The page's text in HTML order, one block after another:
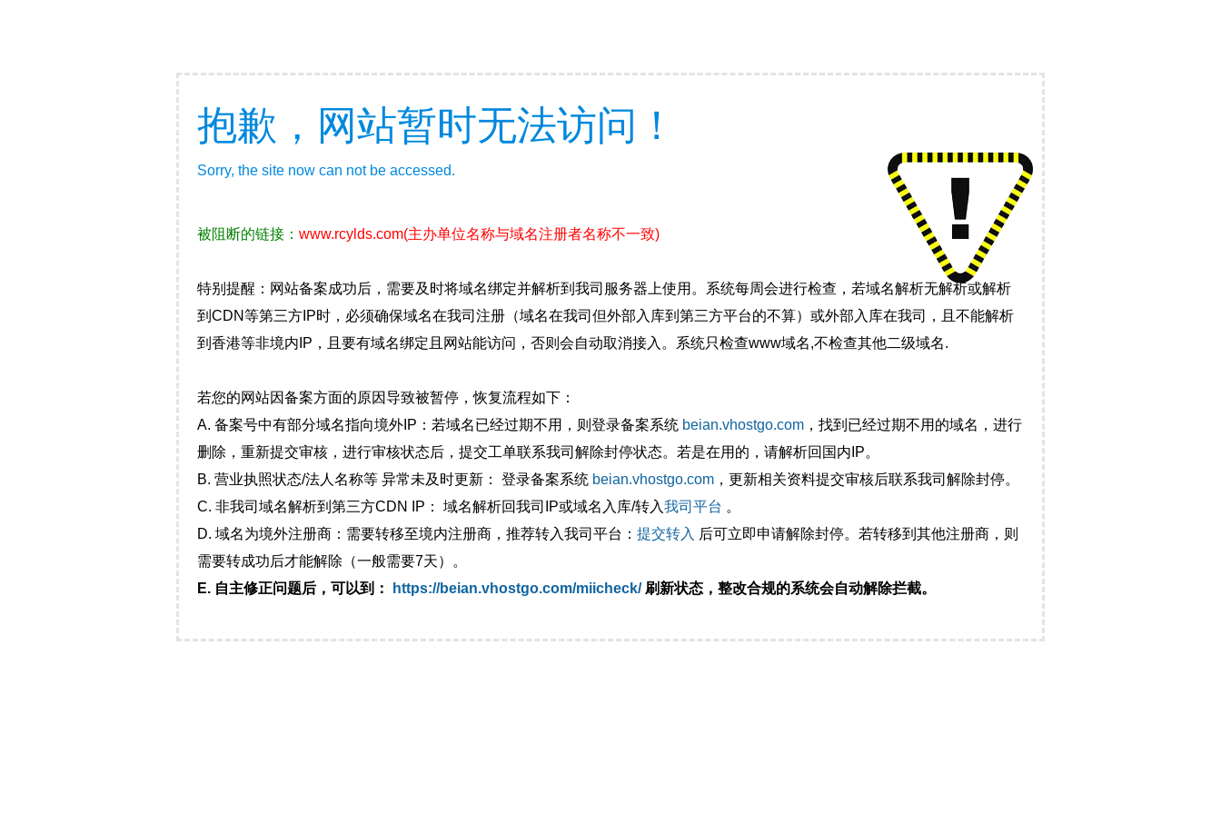
抱歉，网站暂时无法访问！
Sorry, the site now can not be accessed.
被阻断的链接： www.rcylds.com(主办单位名称与域名注册者名称不一致)
特别提醒：网站备案成功后，需要及时将域名绑定并解析到我司服务器上使用。系统每周会进行检查，若域名解析无解析或解析
到CDN等第三方IP时，必须确保域名在我司注册（域名在我司但外部入库到第三方平台的不算）或外部入库在我司，且不能解析
到香港等非境内IP，且要有域名绑定且网站能访问，否则会自动取消接入。系统只检查www域名,不检查其他二级域名.
若您的网站因备案方面的原因导致被暂停，恢复流程如下：
A. 备案号中有部分域名指向境外IP：若域名已经过期不用，则登录备案系统 beian.vhostgo.com ，找到已经过期不用的域名，进行
删除，重新提交审核，进行审核状态后，提交工单联系我司解除封停状态。若是在用的，请解析回国内IP。
B. 营业执照状态/法人名称等 异常未及时更新： 登录备案系统 beian.vhostgo.com ，更新相关资料提交审核后联系我司解除封停。
C. 非我司域名解析到第三方CDN IP： 域名解析回我司IP或域名入库/转入我司平台 。
D. 域名为境外注册商：需要转移至境内注册商，推荐转入我司平台： 提交转入 后可立即申请解除封停。若转移到其他注册商，则
需要转成功后才能解除（一般需要7天）。
E. 自主修正问题后，可以到：
https://beian.vhostgo.com/miicheck/刷新状态，整改合规的系统会自动解除拦截。